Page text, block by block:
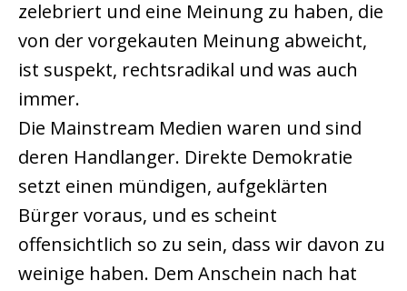
zelebriert und eine Meinung zu haben, die
von der vorgekauten Meinung abweicht,
ist suspekt, rechtsradikal und was auch
immer.
Die Mainstream Medien waren und sind
deren Handlanger. Direkte Demokratie
setzt einen mündigen, aufgeklärten
Bürger voraus, und es scheint
offensichtlich so zu sein, dass wir davon zu
weinige haben. Dem Anschein nach hat